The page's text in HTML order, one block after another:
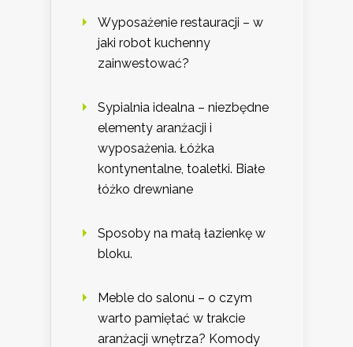
Wyposażenie restauracji – w
jaki robot kuchenny
zainwestować?
Sypialnia idealna – niezbędne
elementy aranżacji i
wyposażenia. Łóżka
kontynentalne, toaletki. Białe
łóżko drewniane
Sposoby na małą łazienkę w
bloku.
Meble do salonu – o czym
warto pamiętać w trakcie
aranżacji wnętrza? Komody